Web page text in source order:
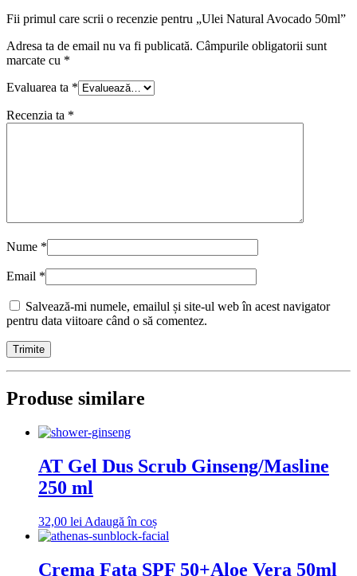
Fii primul care scrii o recenzie pentru „Ulei Natural Avocado 50ml”
Adresa ta de email nu va fi publicată. Câmpurile obligatorii sunt
marcate cu *
Evaluarea ta *
Recenzia ta *
Nume *
Email *
Salvează-mi numele, emailul și site-ul web în acest navigator
pentru data viitoare când o să comentez.
Produse similare
AT Gel Dus Scrub Ginseng/Masline
250 ml
32,00 lei Adaugă în coș
Crema Fata SPF 50+Aloe Vera 50ml